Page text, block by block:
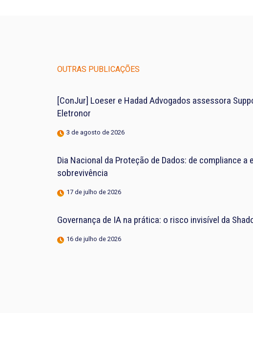
OUTRAS PUBLICAÇÕES
[ConJur] Loeser e Hadad Advogados assessora
Eletronor
3 de agosto de 2026
Dia Nacional da Proteção de Dados: de compliance a
sobrevivência
17 de julho de 2026
Governança de IA na prática: o risco invisível da
16 de julho de 2026